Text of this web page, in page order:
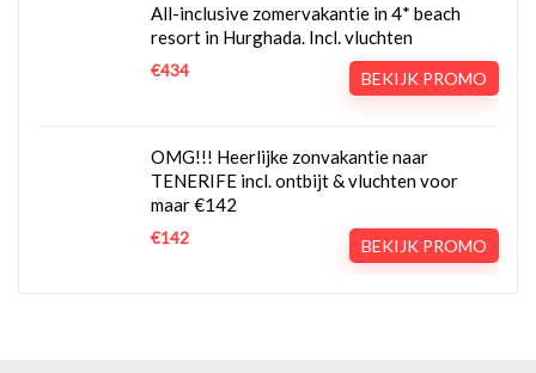
All-inclusive zomervakantie in 4* beach
resort in Hurghada. Incl. vluchten
€434 BEKIJK PROMO
OMG!!! Heerlijke zonvakantie naar
TENERIFE incl. ontbijt & vluchten voor
maar €142
€142 BEKIJK PROMO